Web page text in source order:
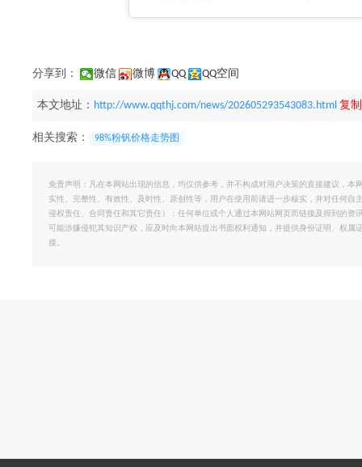
分享到： 微信 微博 QQ QQ空间
本文地址： http://www.qqthj.com/news/202605293543083.html 复
相关搜索： 98%粉钒价格走势图
免责声明：凡在本网站出现的信息，均仅供参考，并不构成对用户决策的直接建议，
实性、完整性、有效性、及时性、原创性等，用户在使用前请进一步核实，并对任何
侵权责任、合同责任和其它责任）；任何单位或个人通过本网站网页而链接及得到的
可能涉嫌侵犯其知识产权，应及时向本网站提出书面权利通知，并提供身份证明、权
接。